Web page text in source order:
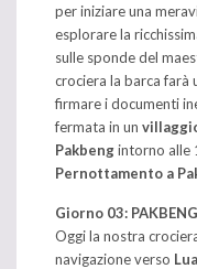
per iniziare una
esplorare la
sulle sponde del
crociera la barca farà
firmare i documenti
fermata in un
Pakbengintorno alle
Pernottamento a
Giorno 03:
Oggi la nostra
navigazione verso